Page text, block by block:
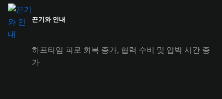
끈기와 인내
하프타임 피로 회복 증가, 협력 수비 및 압박 시간 증
가